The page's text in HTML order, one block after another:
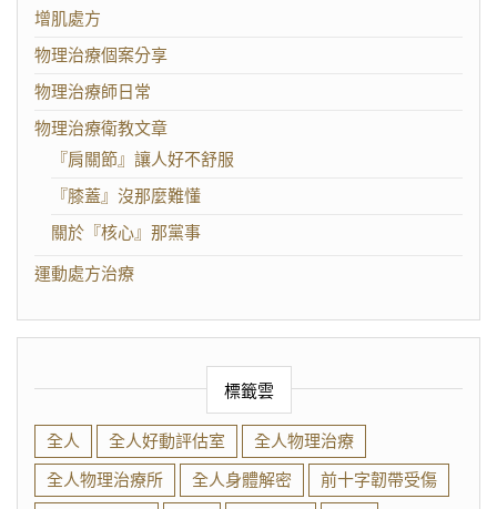
增肌處方
物理治療個案分享
物理治療師日常
物理治療衛教文章
『肩關節』讓人好不舒服
『膝蓋』沒那麼難懂
關於『核心』那黨事
運動處方治療
標籤雲
全人 全人好動評估室
全人物理治療
全人物理治療所
全人身體解密
前十字韌帶受傷